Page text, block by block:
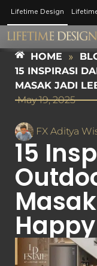
Lifetime Design
HOME »
15 INSPIRASI
MASAK JADI
May 19, 2025
FX Aditya
15
Happy